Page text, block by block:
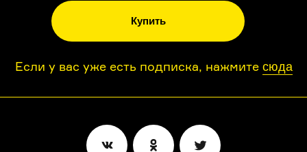
Купить
Если у вас уже есть подписка, нажмите сюда